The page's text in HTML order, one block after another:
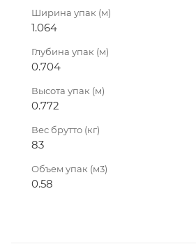
Ширина упак (м)
1.064
Глубина упак (м)
0.704
Высота упак (м)
0.772
Вес брутто (кг)
83
Объем упак (м3)
0.58